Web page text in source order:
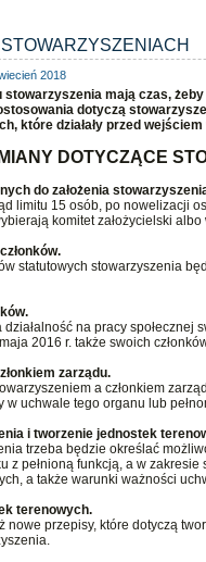
2018
stowarzyszenia mają czas,
dotyczą
które działały przed
DOTYCZĄCE
do założenia
limitu 15 osób, po nowelizacji
komitet założycielski albo
statutowych stowarzyszenia
na pracy społecznej
2016 r. także swoich
zarządu.
a członkiem
uchwale tego organu lub
i tworzenie jednostek
trzeba będzie określać
z pełnioną funkcją, a w
a także warunki ważności
terenowych.
nowe przepisy, które dotyczą